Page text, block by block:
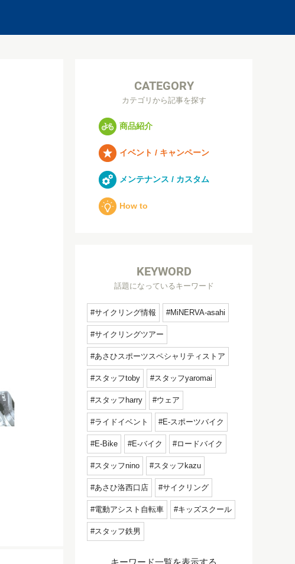
CATEGORY
カテゴリから記事を探す
商品紹介
イベント / キャンペーン
メンテナンス / カスタム
How to
KEYWORD
話題になっているキーワード
サイクリング情報 MiNERVA-asahi
サイクリングツアー
あさひスポーツスペシャリティストア
スタッフtoby スタッフyaromai
スタッフharry ウェア
ライドイベント E-スポーツバイク
E-Bike E-バイク ロードバイク
スタッフnino スタッフkazu
あさひ洛西口店 サイクリング
電動アシスト自転車 キッズスクール
スタッフ鉄男
キーワード一覧を表示する